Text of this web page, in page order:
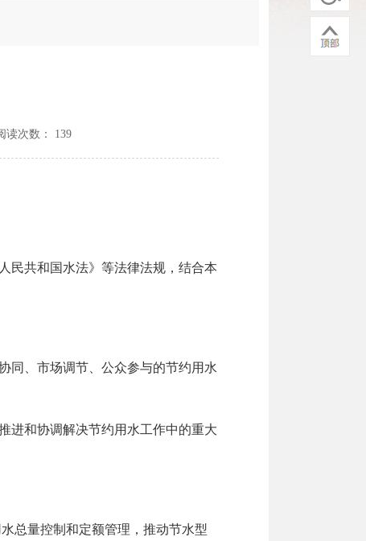
次数： 139
民共和国水法》等法律法规，结合本
同、市场调节、公众参与的节约用水
进和协调解决节约用水工作中的重大
总量控制和定额管理，推动节水型